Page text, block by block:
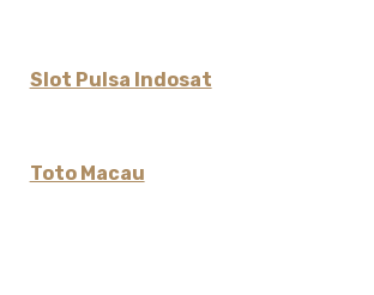
Slot Pulsa Indosat
Toto Macau